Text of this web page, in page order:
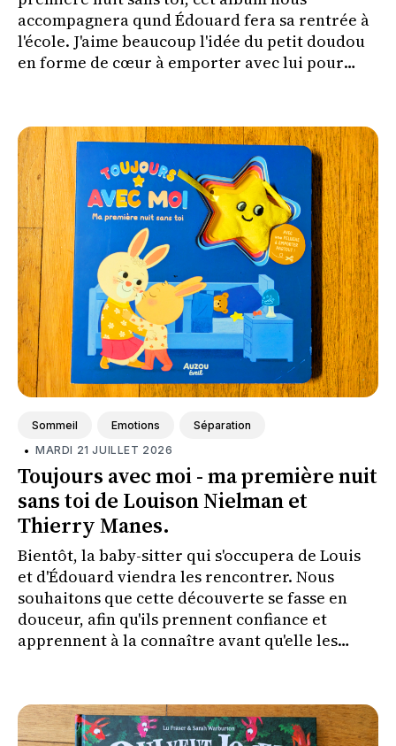
accompagnera qund Édouard fera sa rentrée à
l'école. J'aime beaucoup l'idée du petit doudou
en forme de cœur à emporter avec lui pour
Sommeil Emotions Séparation
• MARDI 21 JUILLET 2026
Toujours avec moi - ma première nuit
sans toi de Louison Nielman et
Thierry Manes.
Bientôt, la baby-sitter qui s'occupera de Louis
et d'Édouard viendra les rencontrer. Nous
souhaitons que cette découverte se fasse en
douceur, afin qu'ils prennent confiance et
apprennent à la connaître avant qu'elle les